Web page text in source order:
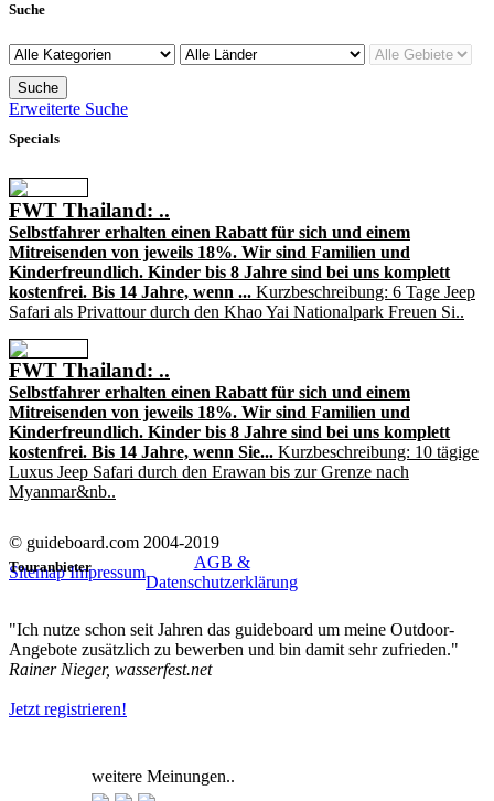
Suche
Erweiterte Suche
Specials
FWT Thailand: ..
Selbstfahrer erhalten einen Rabatt für sich und einem
Mitreisenden von jeweils 18%. Wir sind Familien und
Kinderfreundlich. Kinder bis 8 Jahre sind bei uns komplett
kostenfrei. Bis 14 Jahre, wenn ... Kurzbeschreibung: 6 Tage Jeep
Safari als Privattour durch den Khao Yai Nationalpark Freuen Si..
FWT Thailand: ..
Selbstfahrer erhalten einen Rabatt für sich und einem
Mitreisenden von jeweils 18%. Wir sind Familien und
Kinderfreundlich. Kinder bis 8 Jahre sind bei uns komplett
kostenfrei. Bis 14 Jahre, wenn Sie... Kurzbeschreibung: 10 tägige
Luxus Jeep Safari durch den Erawan bis zur Grenze nach
Myanmar&nb..
Touranbieter
"Ich nutze schon seit Jahren das guideboard um meine Outdoor-
Angebote zusätzlich zu bewerben und bin damit sehr zufrieden."
Rainer Nieger, wasserfest.net
Jetzt registrieren!
weitere Meinungen..
© guideboard.com 2004-2019
SitemapImpressum
AGB &
Datenschutzerklärung